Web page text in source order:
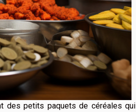
des petits paquets de céréales qui